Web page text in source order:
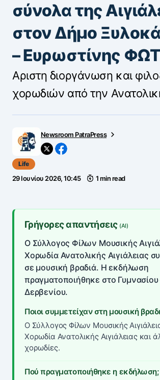
σύνολα της
στον Δήμο
– Ευρωστίνης
Αριστη διοργάνωση και
χορωδιών από την
Newsroom PatraPress
Life
29 Ιουνίου 2026, 10:45 1 min read
Γρήγορες απαντήσεις (AI)
Ο Σύλλογος Φίλων Μουσικής
Χορωδία Ανατολικής Αιγιάλειας
σε μουσική βραδιά. Η εκδήλωση
πραγματοποιήθηκε στο Γυμνασίου
Δερβενίου.
Ποιοι συμμετείχαν στη μουσική
Ο Σύλλογος Φίλων Μουσικής
Χορωδία Ανατολικής Αιγιάλειας και
χορωδίες.
Πού πραγματοποιήθηκε η εκδήλωση;